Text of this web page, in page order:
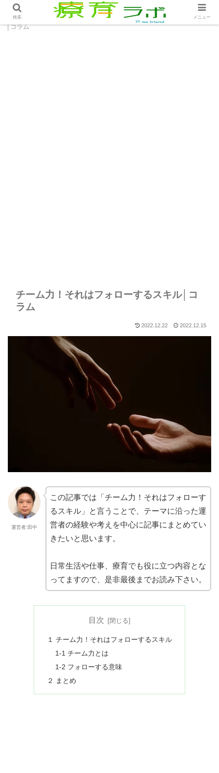
ホーム コラム
チーム力！それはフォローするスキル
│コラム
チーム力！それはフォローするスキル│コ
ラム
2022.12.22 2022.12.15
運営者:田中
この記事では「チーム力！それはフォローす
るスキル」と言うことで、テーマに沿った運
営者の経験や考えを中心に記事にまとめてい
きたいと思います。
日常生活や仕事、療育でも役に立つ内容とな
ってますので、是非最後までお読み下さい。
目次
１ チーム力！それはフォローするスキル
1-1 チーム力とは
1-2 フォローする意味
２ まとめ
検索 メニュー